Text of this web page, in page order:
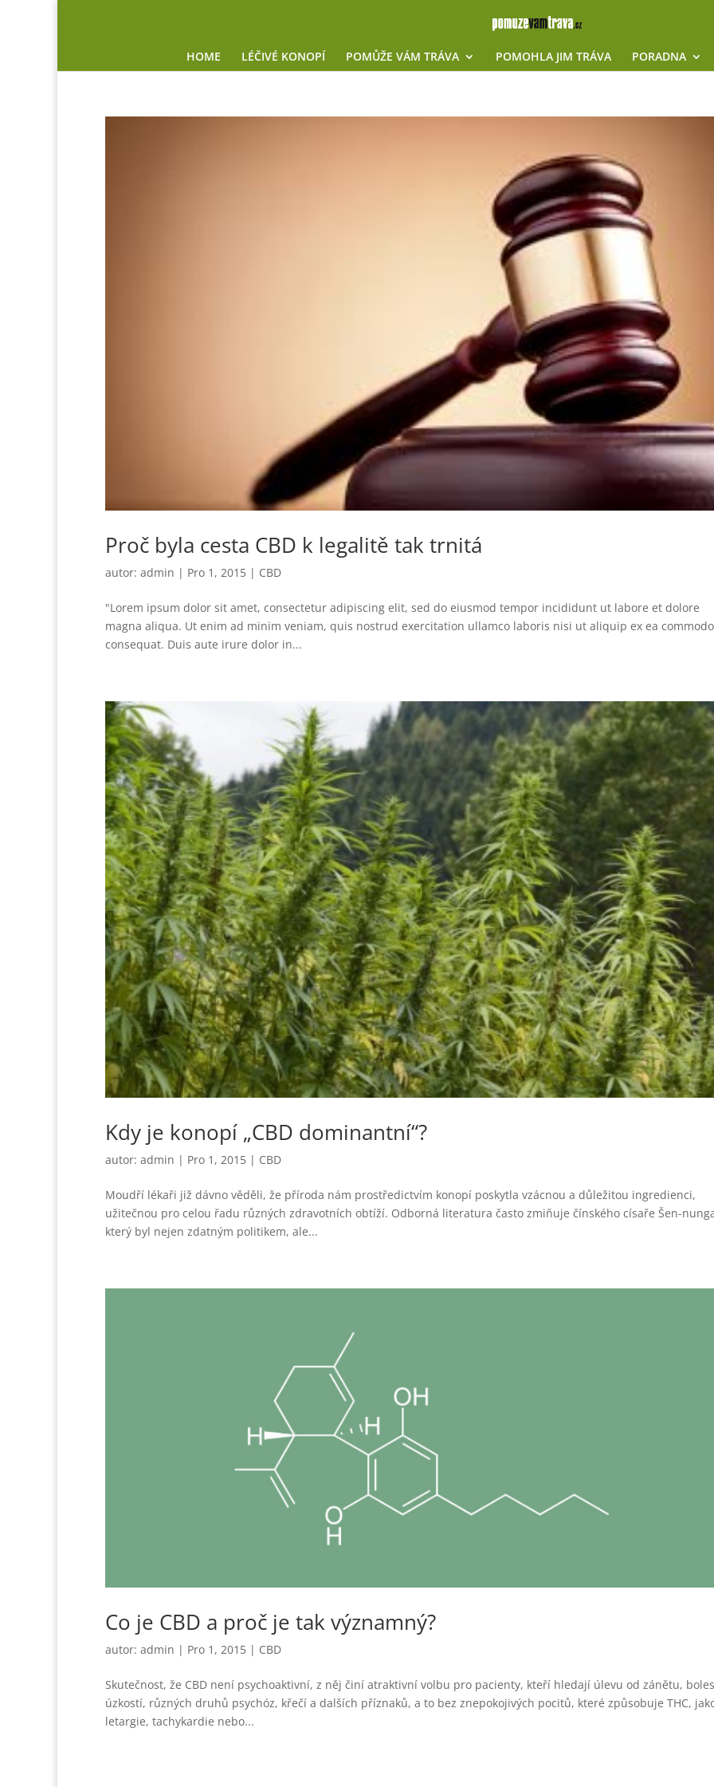
HOME LÉČIVÉ KONOPÍ POMŮŽE VÁM TRÁVA POMOHLA JIM TRÁVA PORADNA
Proč byla cesta CBD k legalitě tak trnitá
autor: admin | Pro 1, 2015 | CBD
"Lorem ipsum dolor sit amet, consectetur adipiscing elit, sed do eiusmod tempor incididunt ut labore et dolore
magna aliqua. Ut enim ad minim veniam, quis nostrud exercitation ullamco laboris nisi ut aliquip ex ea commodo
consequat. Duis aute irure dolor in...
Kdy je konopí „CBD dominantní“?
autor: admin | Pro 1, 2015 | CBD
Moudří lékaři již dávno věděli, že příroda nám prostředictvím konopí poskytla vzácnou a důležitou ingredienci,
užitečnou pro celou řadu různých zdravotních obtíží. Odborná literatura často zmiňuje čínského císaře Šen-
který byl nejen zdatným politikem, ale...
Co je CBD a proč je tak významný?
autor: admin | Pro 1, 2015 | CBD
Skutečnost, že CBD není psychoaktivní, z něj činí atraktivní volbu pro pacienty, kteří hledají úlevu od zánětu,
úzkostí, různých druhů psychóz, křečí a dalších příznaků, a to bez znepokojivých pocitů, které způsobuje THC,
letargie, tachykardie nebo...